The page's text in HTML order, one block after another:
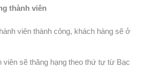
thành viên
viên thành công, khách hàng sẽ ở
viên sẽ thăng hạng theo thứ tự từ Bạc